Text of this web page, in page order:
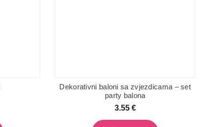
Dekorativni baloni sa zvjezdicama – set
party balona
3.55 €